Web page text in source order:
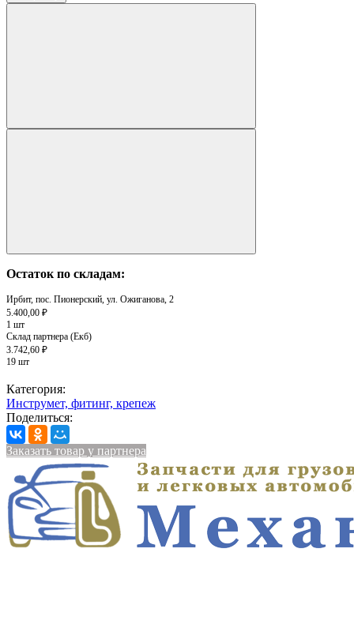
Остаток по складам:
Ирбит, пос. Пионерский, ул. Ожиганова, 2
5.400,00 ₽
1 шт
Склад партнера (Екб)
3.742,60 ₽
19 шт
Категория:
Инструмет, фитинг, крепеж
Поделиться:
Заказать товар у партнера